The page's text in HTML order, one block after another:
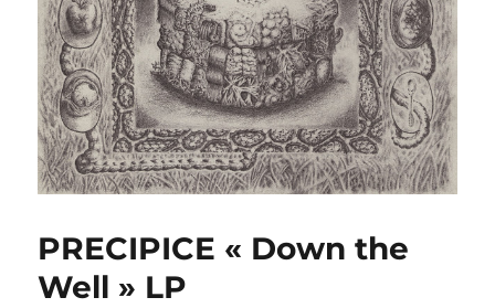
PRECIPICE « Down the
Well » LP